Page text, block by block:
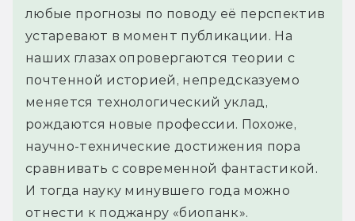
любые прогнозы по поводу её перспектив
устаревают в момент публикации. На
наших глазах опровергаются теории с
почтенной историей, непредсказуемо
меняется технологический уклад,
рождаются новые профессии. Похоже,
научно-технические достижения пора
сравнивать с современной фантастикой.
И тогда науку минувшего года можно
отнести к поджанру «биопанк».